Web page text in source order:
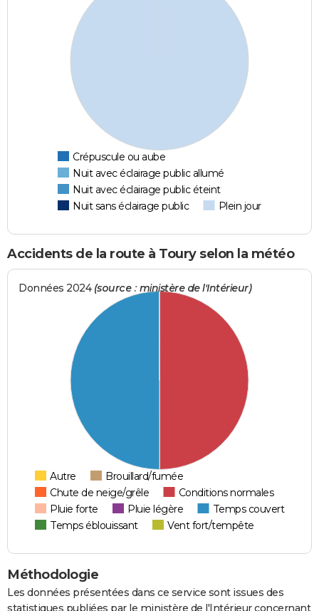
Crépuscule ou aube
Nuit avec éclairage public allumé
Nuit avec éclairage public éteint
Nuit sans éclairage public
Plein jour
Accidents de la route à Toury selon la météo
Données 2024 (source : ministère de l'Intérieur)
Autre
Brouillard/fumée
Chute de neige/grêle
Conditions normales
Pluie forte
Pluie légère
Temps couvert
Temps éblouissant
Vent fort/tempête
Méthodologie
Les données présentées dans ce service sont issues des
statistiques publiées par le ministère de l'Intérieur concernant